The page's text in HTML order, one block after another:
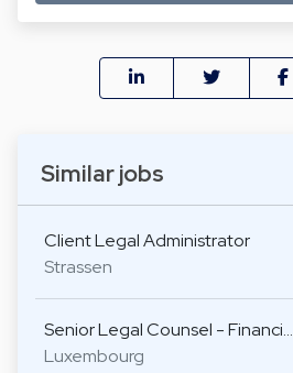
Similar jobs
Client Legal Administrator
Strassen
Senior Legal Counsel - Financi…
Luxembourg